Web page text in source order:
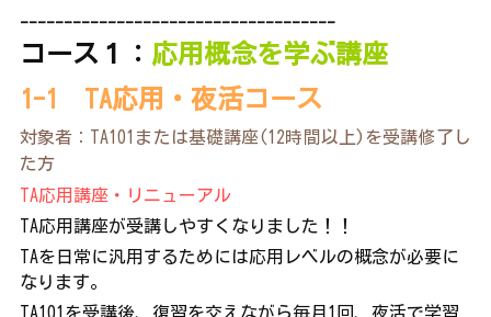
------------------------------------
コース１： 応用概念を学ぶ講座
1-1　TA応用・夜活コース
対象者：TA101または基礎講座(12時間以上)を受講修了し
た方
TA応用講座・リニューアル
TA応用講座が受講しやすくなりました！！
TAを日常に汎用するためには応用レベルの概念が必要に
なります。
TA101を受講後、復習を交えながら毎月1回、夜活で学習